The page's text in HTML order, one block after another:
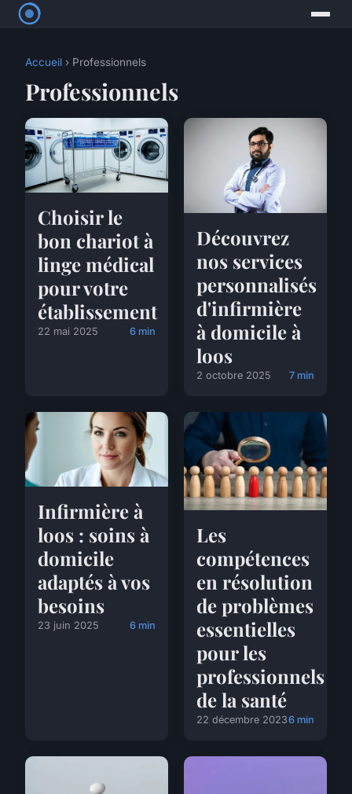
Accueil › Professionnels
Professionnels
Choisir le
bon chariot à
linge médical
pour votre
établissement
22 mai 2025 6 min
Découvrez
nos services
personnalisés
d'infirmière
à domicile à
loos
2 octobre 2025 7 min
Infirmière à
loos : soins à
domicile
adaptés à vos
besoins
23 juin 2025 6 min
Les
compétences
en résolution
de problèmes
essentielles
pour les
professionnels
de la santé
22 décembre 20236 min